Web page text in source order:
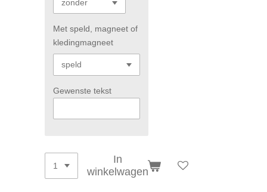
Met speld, magneet of
kledingmagneet
Gewenste tekst
In
winkelwagen